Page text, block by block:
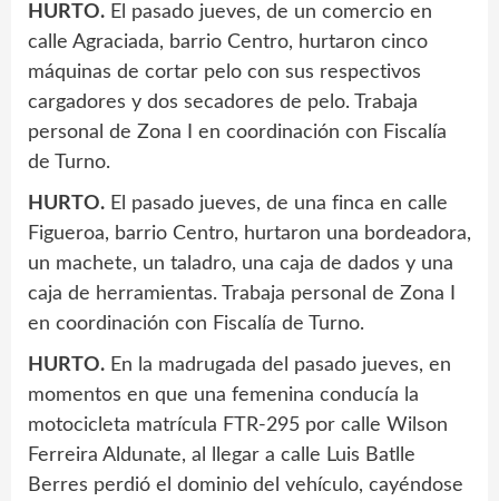
HURTO. El pasado jueves, de un comercio en
calle Agraciada, barrio Centro, hurtaron cinco
máquinas de cortar pelo con sus respectivos
cargadores y dos secadores de pelo. Trabaja
personal de Zona I en coordinación con Fiscalía
de Turno.
HURTO. El pasado jueves, de una finca en calle
Figueroa, barrio Centro, hurtaron una bordeadora,
un machete, un taladro, una caja de dados y una
caja de herramientas. Trabaja personal de Zona I
en coordinación con Fiscalía de Turno.
HURTO. En la madrugada del pasado jueves, en
momentos en que una femenina conducía la
motocicleta matrícula FTR-295 por calle Wilson
Ferreira Aldunate, al llegar a calle Luis Batlle
Berres perdió el dominio del vehículo, cayéndose